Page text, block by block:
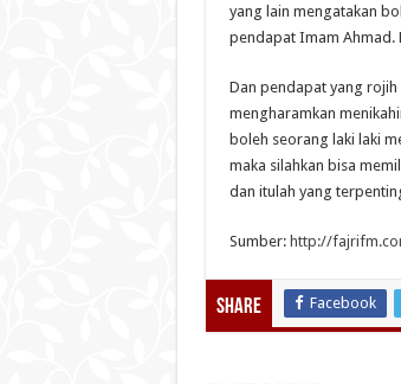
yang lain mengatakan
pendapat Imam Ahmad.
Dan pendapat yang
mengharamkan
boleh seorang laki laki
maka silahkan bisa
dan itulah yang
Sumber: http://
Share Facebook